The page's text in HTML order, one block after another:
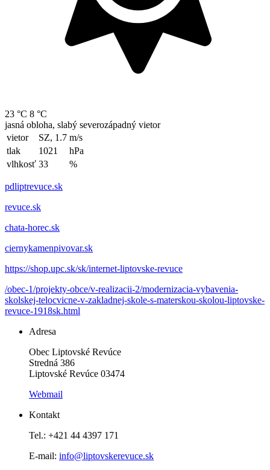
23 °C 8 °C
jasná obloha, slabý severozápadný vietor
vietor
SZ, 1.7 m/s
tlak
1021
hPa
vlhkosť 33 %
pdliptrevuce.sk
revuce.sk
chata-horec.sk
ciernykamenpivovar.sk
https://shop.upc.sk/sk/internet-liptovske-revuce
/obec-1/projekty-obce/v-realizacii-2/modernizacia-vybavenia-
skolskej-telocvicne-v-zakladnej-skole-s-materskou-skolou-liptovske-
revuce-1918sk.html
Adresa
Obec Liptovské Revúce
Stredná 386
Liptovské Revúce 03474
Webmail
Kontakt
Tel.: +421 44 4397 171
E-mail: info@liptovskerevuce.sk